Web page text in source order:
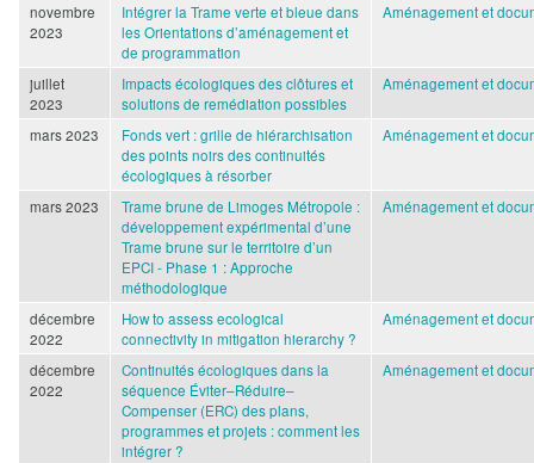
novembre
2023
Intégrer la Trame verte et bleue dans
les Orientations d’aménagement et
de programmation
Aménagement et
juillet
2023
Impacts écologiques des clôtures et
solutions de remédiation possibles
Aménagement et
mars 2023
Fonds vert : grille de hiérarchisation
des points noirs des continuités
écologiques à résorber
Aménagement et
mars 2023
Trame brune de Limoges Métropole :
développement expérimental d’une
Trame brune sur le territoire d’un
EPCI - Phase 1 : Approche
méthodologique
Aménagement et
décembre
2022
How to assess ecological
connectivity in mitigation hierarchy ?
Aménagement et
décembre
2022
Continuités écologiques dans la
séquence Éviter–Réduire–
Compenser (ERC) des plans,
programmes et projets : comment les
intégrer ?
Aménagement et